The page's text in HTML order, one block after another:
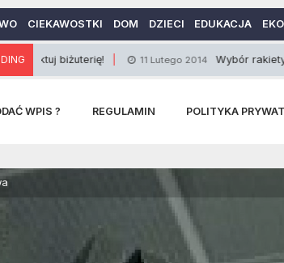
CIEKAWOSTKI DOM DZIECI EDUKACJA
11 Lutego 2014 Wybór rakiety tenisowej
WPIS ? REGULAMIN POLITYKA